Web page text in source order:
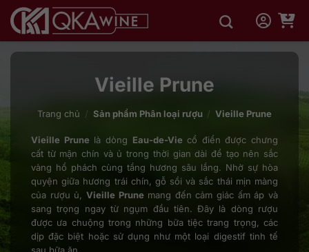
qua
dung
Vieille Prune
Trang chủ / Sản phẩm Phân loại rượu / Vieille Prune
Vieille Prune là dòng Eau-de-Vie cổ điển được chưng
cất từ mận chín và ủ trong thời gian dài để tạo nên sắc
vàng hổ phách cùng tầng hương sâu lắng. Nhờ sự hòa
quyện giữa hương trái chín, gỗ sồi và sắc thái mịn màng
của rượu ủ, Vieille Prune mang đến cảm giác ấm áp và
sang trọng ngay từ ngụm đầu tiên. Đây là dòng rượu
được ưa chuộng trong những bữa tiệc trang trọng, các
dịp đặc biệt hoặc sử dụng như một loại digestif tinh tế